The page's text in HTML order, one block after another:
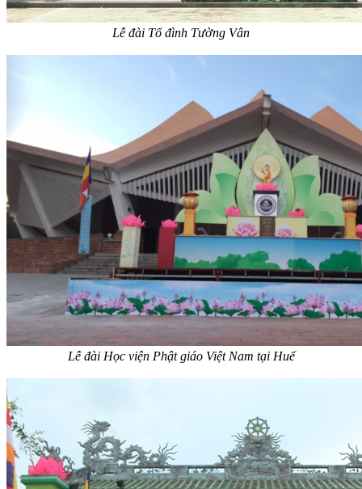
Lễ đài Tổ đình Tường Vân
Lễ đài Học viện Phật giáo Việt Nam tại Huế